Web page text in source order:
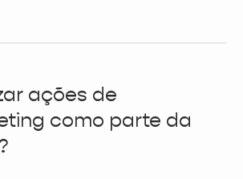
ações de
como parte da